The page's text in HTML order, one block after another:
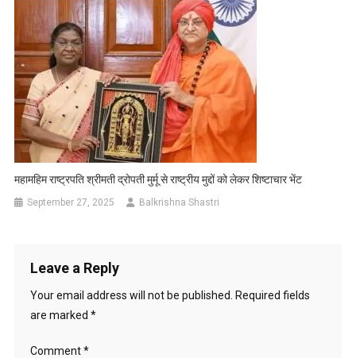
महामहिम राष्ट्रपति श्रीमती द्रोपती मुर्मू से राष्ट्रीय मुद्दों को लेकर शिष्टाचार भेंट
September 27, 2025 Balkrishna Shastri
Leave a Reply
Your email address will not be published. Required fields
are marked *
Comment*